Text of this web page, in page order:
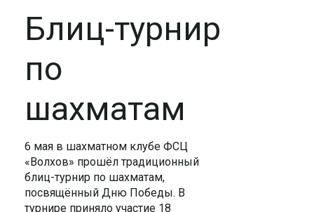
Блиц-турнир
по
шахматам
6 мая в шахматном клубе ФСЦ
«Волхов» прошёл традиционный
блиц-турнир по шахматам,
посвящённый Дню Победы. В
турнире приняло участие 18